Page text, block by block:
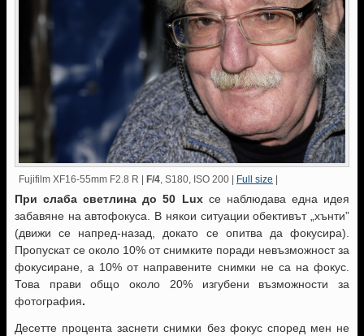
Fujifilm XF16-55mm F2.8 R | F/4, S180, ISO 200 | Full size |
При слаба светлина до 50 Luxсе наблюдава една идея
забавяне на автофокуса. В някои ситуации обективът „хънти”
(движи се напред-назад, докато се опитва да фокусира).
Пропускат се около 10% от снимките поради невъзможност за
фокусиране, а 10% от направените снимки не са на фокус.
Това прави общо около 20% изгубени възможности за
фотография.
Десетте процента заснети снимки без фокус според мен не